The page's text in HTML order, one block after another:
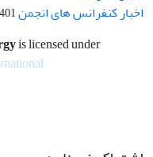
اخبار کنفرانس های انجمن01-10
is licensed under